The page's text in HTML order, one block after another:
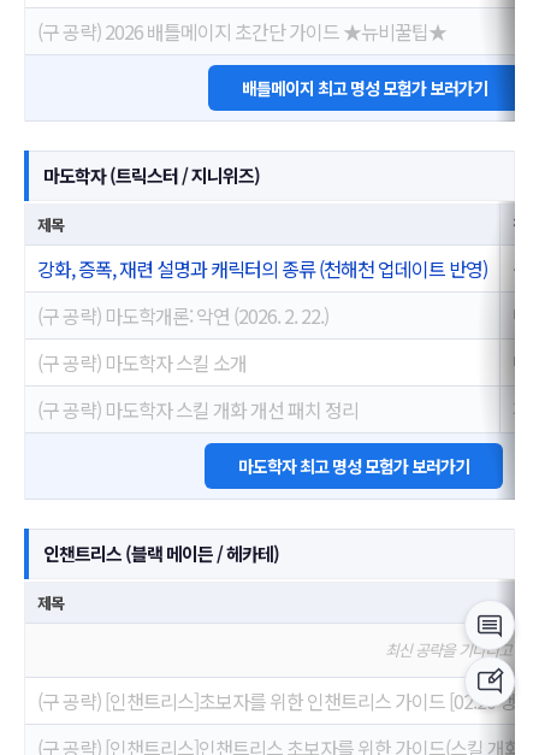
(구 공략) 2026 배틀메이지 초간단 가이드 ★뉴비꿀팁★
배틀메이지 최고 명성 모험가 보러가기
마도학자 (트릭스터 / 지니위즈)
제목 작
강화, 증폭, 재련 설명과 캐릭터의 종류 (천해천 업데이트 반영) 위
(구 공략) 마도학개론: 악연 (2026. 2. 22.) 마
(구 공략) 마도학자 스킬 소개 마
(구 공략) 마도학자 스킬 개화 개선 패치 정리 겨
마도학자 최고 명성 모험가 보러가기
인챈트리스 (블랙 메이든 / 헤카테)
제목
최신 공략을 기다리고 있
(구 공략) [인챈트리스]초보자를 위한 인챈트리스 가이드 [02.20 갱신]
(구 공략) [인챈트리스]인챈트리스 초보자를 위한 가이드(스킬 개화